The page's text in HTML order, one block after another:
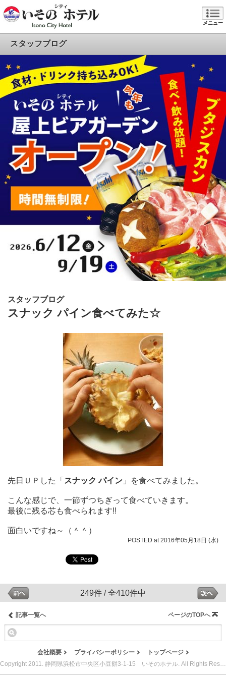
メニュー
スタッフブログ
スタッフブログ
スナック パイン食べてみた☆
先日ＵＰした「 スナック パイン 」を食べてみました。
こんな感じで、一節ずつちぎって食べていきます。
最後に残る芯も食べられます!!
面白いですね～（＾＾）
POSTED at 2016年05月18日 (水)
249件 / 全410件中
記事一覧へ ページのTOPへ
会社概要 プライバシーポリシー
トップページ
Copyright 2011. 静岡県浜松市中央区小豆餅3-1-15 いそのホテル. All Rights Reserved.